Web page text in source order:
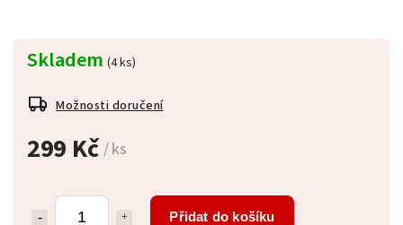
299 Kč / ks
Přidat do košíku
Skladem (4 ks)
Možnosti doručení